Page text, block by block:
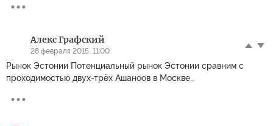
Алекс Графский
28 февраля 2015, 11:00
Рынок Эстонии Потенциальный рынок Эстонии сравним с
проходимостью двух-трёх Ашаноов в Москве..